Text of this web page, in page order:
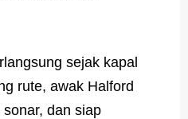
sejak kapal
rute, awak Halford
dan siap